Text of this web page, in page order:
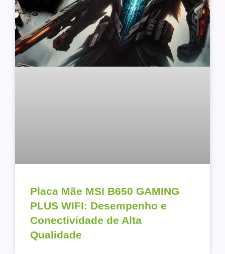
Placa Mãe MSI B650 GAMING
PLUS WIFI: Desempenho e
Conectividade de Alta
Qualidade